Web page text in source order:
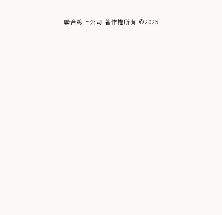
聯合線上公司 著作權所有 ©2025